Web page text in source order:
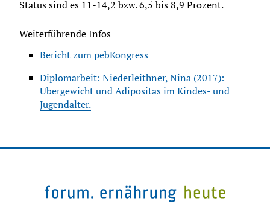
Status sind es 11-14,2 bzw. 6,5 bis 8,9 Prozent.
Weiterführende Infos
Bericht zum pebKongress
Diplomarbeit: Niederleithner, Nina (2017):
Übergewicht und Adipositas im Kindes- und
Jugendalter.